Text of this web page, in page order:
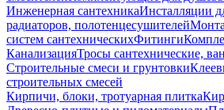
Инженерная сантехникаИнсталляции
радиаторов, полотенцесушителей
систем сантехническихФитинги
КанализацияТросы сантехнические,
Строительные смеси и грунтовки
строительных смесей
Кирпичи, блоки, тротуарная плитка